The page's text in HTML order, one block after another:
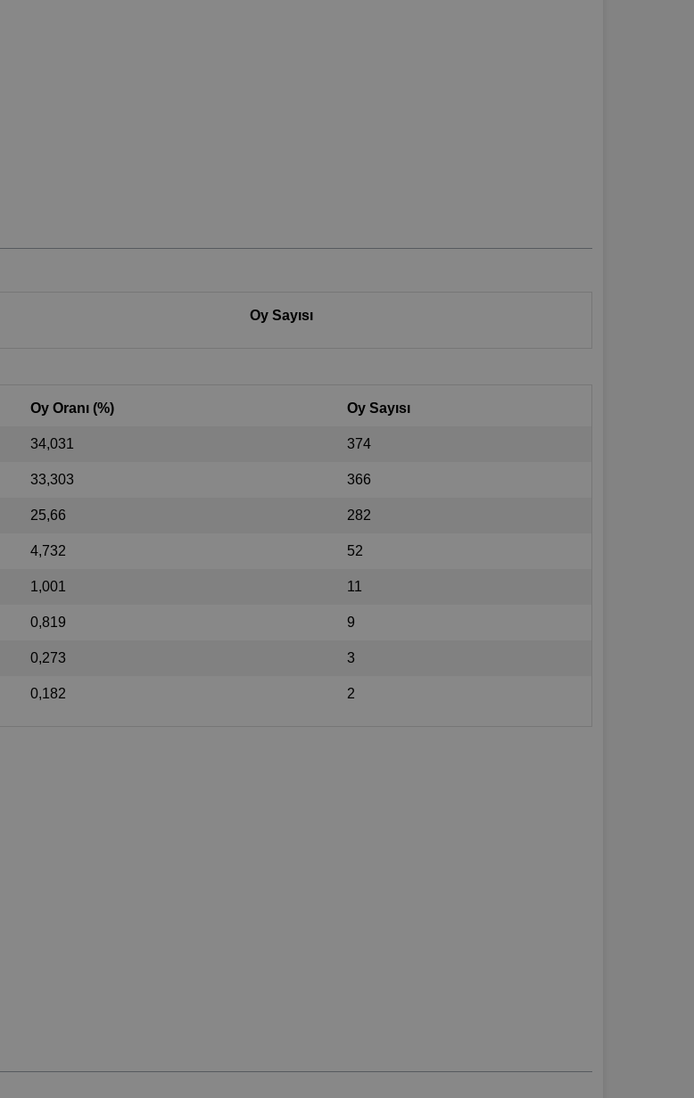
Oy Sayısı
Oy Oranı (%) Oy Sayısı
34,031 374
33,303 366
25,66 282
4,732 52
1,001 11
0,819 9
0,273 3
0,182 2